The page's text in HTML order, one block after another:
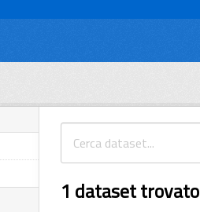
1 dataset trovato